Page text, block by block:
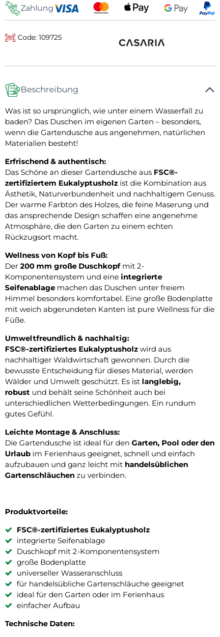
Zahlung
Code: 109725
Beschreibung
Was ist so ursprünglich, wie unter einem Wasserfall zu
baden? Das Duschen im eigenen Garten – besonders,
wenn die Gartendusche aus angenehmen, natürlichen
Materialien besteht!
Erfrischend & authentisch:
Das Schöne an dieser Gartendusche aus FSC®-
zertifiziertem Eukalyptusholz ist die Kombination aus
Ästhetik, Naturverbundenheit und nachhaltigem Genuss.
Der warme Farbton des Holzes, die feine Maserung und
das ansprechende Design schaffen eine angenehme
Atmosphäre, die den Garten zu einem echten
Rückzugsort macht.
Wellness von Kopf bis Fuß:
Der 200 mm große Duschkopfmit 2-
Komponentensystem und eine integrierte
Seifenablage machen das Duschen unter freiem
Himmel besonders komfortabel. Eine große Bodenplatte
mit weich abgerundeten Kanten ist pure Wellness für die
Füße.
Umweltfreundlich & nachhaltig:
FSC®-zertifiziertes Eukalyptusholz wird aus
nachhaltiger Waldwirtschaft gewonnen. Durch die
bewusste Entscheidung für dieses Material, werden
Wälder und Umwelt geschützt. Es ist langlebig,
robust und behält seine Schönheit auch bei
unterschiedlichen Wetterbedingungen. Ein rundum
gutes Gefühl.
Leichte Montage & Anschluss:
Die Gartendusche ist ideal für den Garten, Pool oder den
Urlaub im Ferienhaus geeignet, schnell und einfach
aufzubauen und ganz leicht mit handelsüblichen
Gartenschläuchen zu verbinden.
Produktvorteile:
FSC®-zertifiziertes Eukalyptusholz
integrierte Seifenablage
Duschkopf mit 2-Komponentensystem
große Bodenplatte
universeller Wasseranschluss
für handelsübliche Gartenschläuche geeignet
ideal für den Garten oder im Ferienhaus
einfacher Aufbau
Technische Daten: